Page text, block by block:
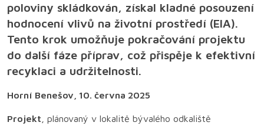
poloviny skládkován, získal kladné posouzení
hodnocení vlivů na životní prostředí (EIA).
Tento krok umožňuje pokračování projektu
do další fáze příprav, což přispěje k efektivní
recyklaci a udržitelnosti.
Horní Benešov, 10. června 2025
Projekt , plánovaný v lokalitě bývalého odkaliště